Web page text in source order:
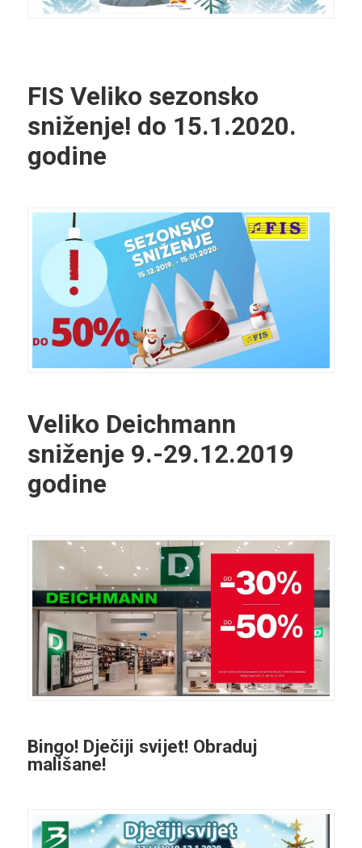
FIS Veliko sezonsko
sniženje! do 15.1.2020.
godine
Veliko Deichmann
sniženje 9.-29.12.2019
godine
Bingo! Dječiji svijet! Obraduj
mališane!